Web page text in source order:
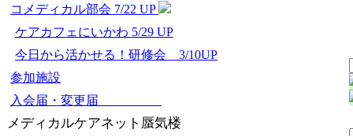
コメディカル部会 7/22 UP
ケアカフェにいかわ 5/29 UP
今日から活かせる！研修会 3/10UP
参加施設
入会届・変更届
メディカルケアネット蜃気楼